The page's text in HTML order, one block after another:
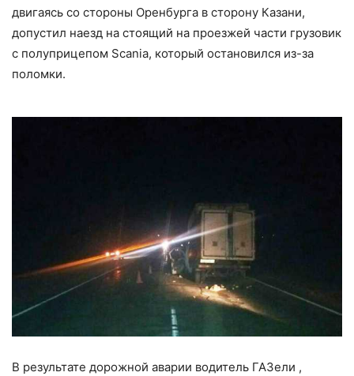
двигаясь со стороны Оренбурга в сторону Казани,
допустил наезд на стоящий на проезжей части грузовик
с полуприцепом Scania, который остановился из-за
поломки.
В результате дорожной аварии водитель ГАЗели ,